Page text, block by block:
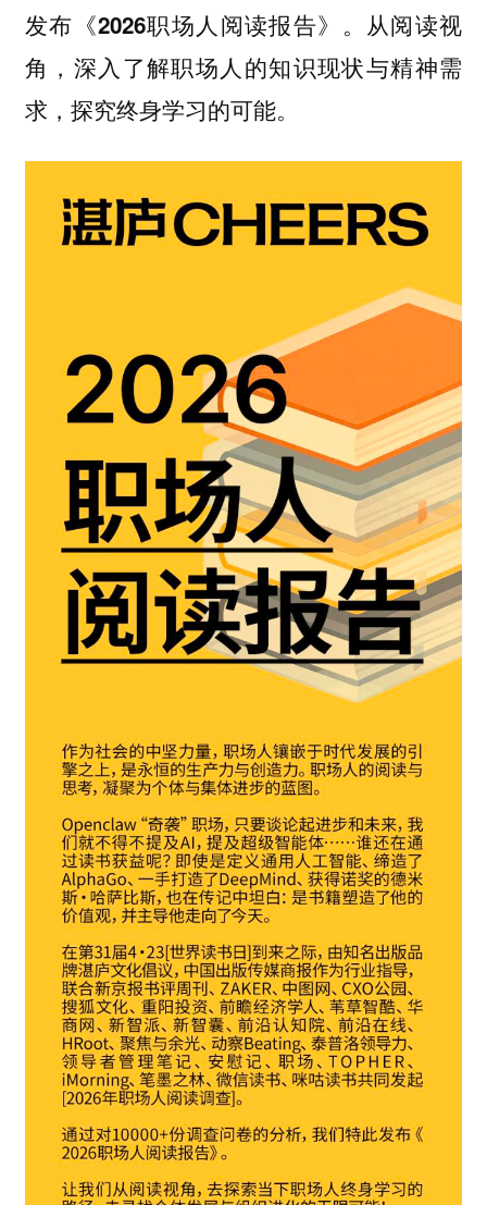
发布 《2026职场人阅读报告》 。从阅读视
角，深入了解职场人的知识现状与精神需
求，探究终身学习的可能。